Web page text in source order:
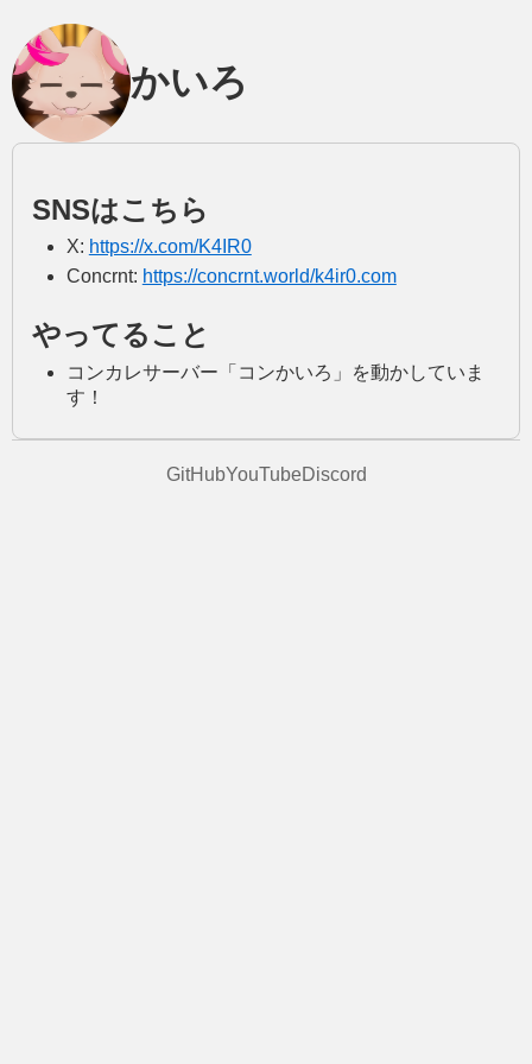
かいろ
SNSはこちら
X: https://x.com/K4IR0
Concrnt: https://concrnt.world/k4ir0.com
やってること
コンカレサーバー「コンかいろ」を動かしていま
す！
GitHubYouTubeDiscord